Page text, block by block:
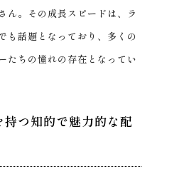
ん。その成長スピードは、ラ
も話題となっており、多くの
たちの憧れの存在となってい
持つ知的で魅力的な配